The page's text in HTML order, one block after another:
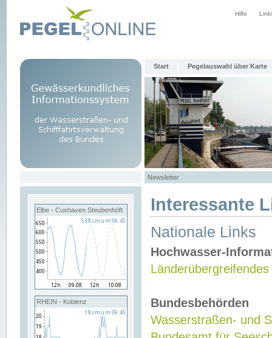
Hilfe
Start Pegelauswahl über Karte
Newsletter
Elbe - Cuxhaven Steubenhöft
RHEIN - Koblenz
Interessante
Nationale Links
Hochwasser-
Bundesbehörden
Wasserstraßen- und